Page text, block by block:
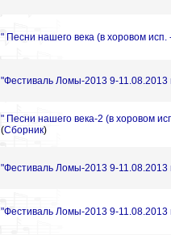
" Песни нашего века (в хоровом исп.
"Фестиваль Ломы-2013 9-11.08.2013
" Песни нашего века-2 (в хоровом
(Сборник)
"Фестиваль Ломы-2013 9-11.08.2013
"Фестиваль Ломы-2013 9-11.08.2013